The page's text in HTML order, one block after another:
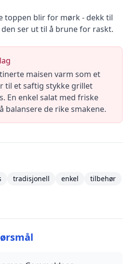
toppen blir for mørk - dekk til
ser ut til å brune for raskt.
maisen varm som et
til et saftig stykke grillet
En enkel salat med friske
balansere de rike smakene.
tradisjonell enkel
tilbehør